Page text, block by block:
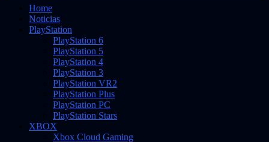
Home
Noticias
PlayStation
PlayStation 6
PlayStation 5
PlayStation 4
PlayStation 3
PlayStation VR2
PlayStation Plus
PlayStation PC
PlayStation Stars
XBOX
Xbox Cloud Gaming